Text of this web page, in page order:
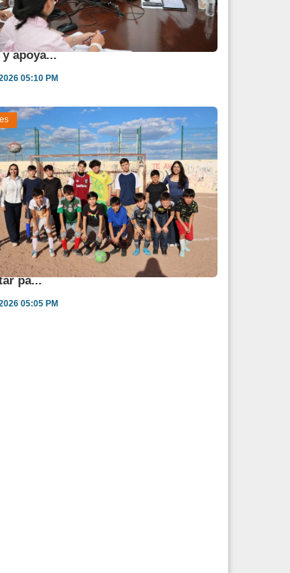
Sonora 850 mdp para fortalecer al
apoya...
05:10 PM
Burgos impulsa jornada de salud y
pa...
05:05 PM